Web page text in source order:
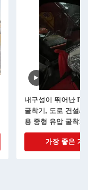
내구성이 뛰어난
굴착기, 도로 건설/
용 중형 유압 굴착기
가장 좋은 가